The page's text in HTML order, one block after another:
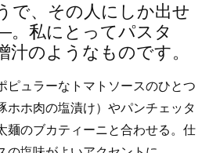
で、その人にしか出せ
私にとってパスタ
汁のようなものです。
ピュラーなトマトソースのひとつ
ホホ肉の塩漬け）やパンチェッタ
麺のブカティーニと合わせる。仕